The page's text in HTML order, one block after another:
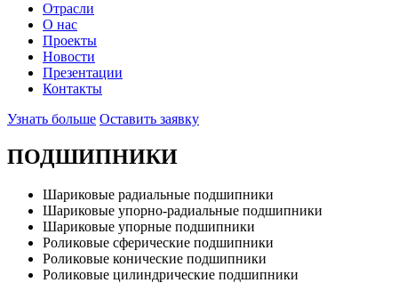
Отрасли
О нас
Проекты
Новости
Презентации
Контакты
Узнать больше Оставить заявку
ПОДШИПНИКИ
Шариковые радиальные подшипники
Шариковые упорно-радиальные подшипники
Шариковые упорные подшипники
Роликовые сферические подшипники
Роликовые конические подшипники
Роликовые цилиндрические подшипники